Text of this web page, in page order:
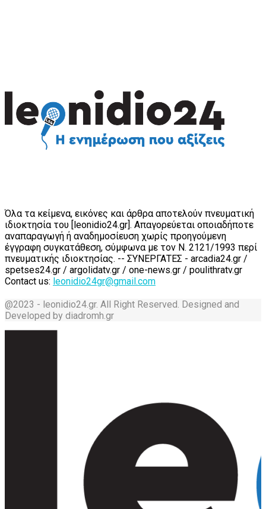
Όλα τα κείμενα, εικόνες και άρθρα αποτελούν πνευματική
ιδιοκτησία του [leonidio24.gr]. Απαγορεύεται οποιαδήποτε
αναπαραγωγή ή αναδημοσίευση χωρίς προηγούμενη
έγγραφη συγκατάθεση, σύμφωνα με τον Ν. 2121/1993 περί
πνευματικής ιδιοκτησίας. -- ΣΥΝΕΡΓΑΤΕΣ - arcadia24.gr /
spetses24.gr / argolidatv.gr / one-news.gr / poulithratv.gr
Contact us: leonidio24gr@gmail.com
@2023 - leonidio24.gr. All Right Reserved. Designed and
Developed by diadromh.gr